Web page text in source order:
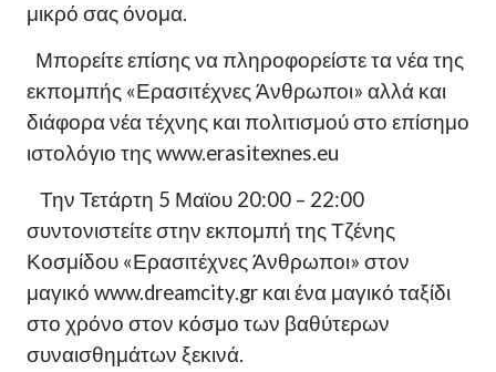
μικρό σας όνομα.
Μπορείτε επίσης να πληροφορείστε τα νέα της
εκπομπής «Ερασιτέχνες Άνθρωποι» αλλά και
διάφορα νέα τέχνης και πολιτισμού στο επίσημο
ιστολόγιο της www.erasitexnes.eu
Την Τετάρτη 5 Μαϊου 20:00 – 22:00
συντονιστείτε στην εκπομπή της Τζένης
Κοσμίδου «Ερασιτέχνες Άνθρωποι» στον
μαγικό www.dreamcity.gr και ένα μαγικό ταξίδι
στο χρόνο στον κόσμο των βαθύτερων
συναισθημάτων ξεκινά.